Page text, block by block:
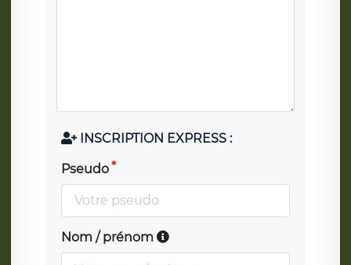
INSCRIPTION EXPRESS :
Pseudo
Nom / prénom